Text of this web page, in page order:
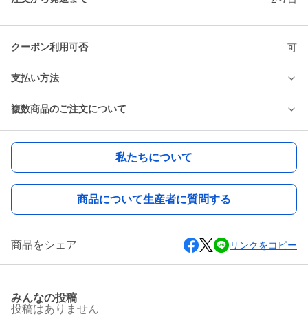
クーポン利用可否 可
支払い方法
複数商品のご注文について
私たちについて
商品について生産者に質問する
商品をシェア リンクをコピー
みんなの投稿
投稿はありません